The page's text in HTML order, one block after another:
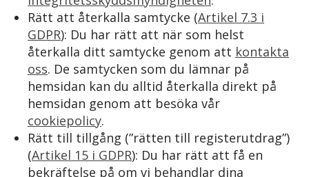
Rätt att återkalla samtycke (Artikel 7.3 i
GDPR): Du har rätt att när som helst
återkalla ditt samtycke genom att kontakta
oss. De samtycken som du lämnar på
hemsidan kan du alltid återkalla direkt på
hemsidan genom att besöka vår
cookiepolicy.
Rätt till tillgång (”rätten till registerutdrag”)
(Artikel 15 i GDPR): Du har rätt att få en
bekräftelse på om vi behandlar dina